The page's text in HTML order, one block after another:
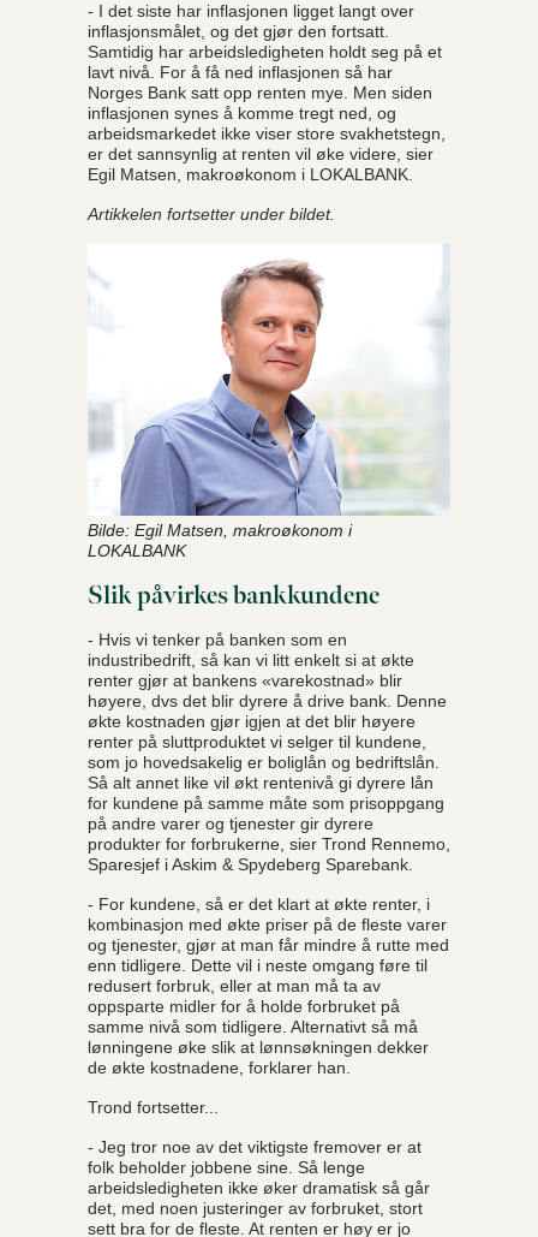
- I det siste har inflasjonen ligget langt over
inflasjonsmålet, og det gjør den fortsatt.
Samtidig har arbeidsledigheten holdt seg på et
lavt nivå. For å få ned inflasjonen så har
Norges Bank satt opp renten mye. Men siden
inflasjonen synes å komme tregt ned, og
arbeidsmarkedet ikke viser store svakhetstegn,
er det sannsynlig at renten vil øke videre, sier
Egil Matsen, makroøkonom i LOKALBANK.
Artikkelen fortsetter under bildet.
Bilde: Egil Matsen, makroøkonom i
LOKALBANK
Slik påvirkes bankkundene
- Hvis vi tenker på banken som en
industribedrift, så kan vi litt enkelt si at økte
renter gjør at bankens «varekostnad» blir
høyere, dvs det blir dyrere å drive bank. Denne
økte kostnaden gjør igjen at det blir høyere
renter på sluttproduktet vi selger til kundene,
som jo hovedsakelig er boliglån og bedriftslån.
Så alt annet like vil økt rentenivå gi dyrere lån
for kundene på samme måte som prisoppgang
på andre varer og tjenester gir dyrere
produkter for forbrukerne, sier Trond Rennemo,
Sparesjef i Askim & Spydeberg Sparebank.
- For kundene, så er det klart at økte renter, i
kombinasjon med økte priser på de fleste varer
og tjenester, gjør at man får mindre å rutte med
enn tidligere. Dette vil i neste omgang føre til
redusert forbruk, eller at man må ta av
oppsparte midler for å holde forbruket på
samme nivå som tidligere. Alternativt så må
lønningene øke slik at lønnsøkningen dekker
de økte kostnadene, forklarer han.
Trond fortsetter...
- Jeg tror noe av det viktigste fremover er at
folk beholder jobbene sine. Så lenge
arbeidsledigheten ikke øker dramatisk så går
det, med noen justeringer av forbruket, stort
sett bra for de fleste. At renten er høy er jo